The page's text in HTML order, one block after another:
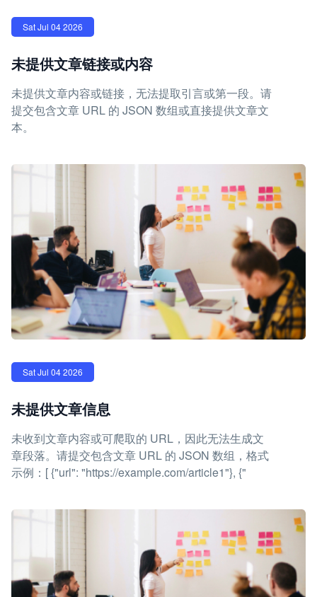
Sat Jul 04 2026
未提供文章链接或内容
未提供文章内容或链接，无法提取引言或第一段。请
提交包含文章 URL 的 JSON 数组或直接提供文章文
本。
Sat Jul 04 2026
未提供文章信息
未收到文章内容或可爬取的 URL，因此无法生成文
章段落。请提交包含文章 URL 的 JSON 数组，格式
示例：[ {"url": "https://example.com/article1"}, {"